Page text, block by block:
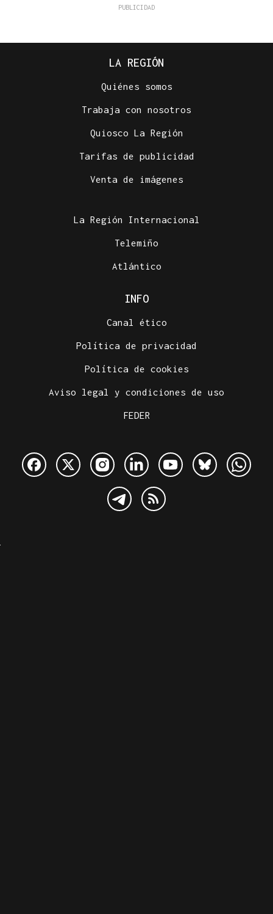
LA REGIÓN
Quiénes somos
Trabaja con nosotros
Quiosco La Región
Tarifas de publicidad
Venta de imágenes
La Región Internacional
Telemiño
Atlántico
INFO
Canal ético
Política de privacidad
Política de cookies
Aviso legal y condiciones de uso
FEDER